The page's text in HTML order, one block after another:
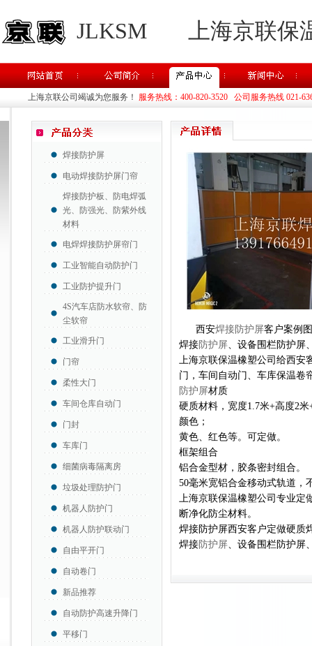
JLKSM 上海京联
上海京联公司竭诚为您服务！ 服务热线：400-820-3520 公司服务热线 021-
焊接防护屏
电动焊接防护屏门帘
焊接防护板、防电焊弧
光、防强光、防紫外线
材料
电焊焊接防护屏帘门
工业智能自动防护门
工业防护提升门
4S汽车店防水软帘、防
尘软帘
工业滑升门
门帘
柔性大门
车间仓库自动门
门封
车库门
细菌病毒隔离房
垃圾处理防护门
机器人防护门
机器人防护联动门
自由平开门
自动卷门
新品推荐
自动防护高速升降门
平移门
西安焊接防护屏客户案例
焊接防护屏、设备围栏防护屏
上海京联保温橡塑公司给西安
门，车间自动门、车库保温卷
防护屏材质
硬质材料，宽度1.7米+高度2
颜色；
黄色、红色等。可定做。
框架组合
铝合金型材，胶条密封组合。
50毫米宽铝合金移动式轨道，
上海京联保温橡塑公司专业定
断净化防尘材料。
焊接防护屏西安客户定做硬质
焊接防护屏、设备围栏防护屏